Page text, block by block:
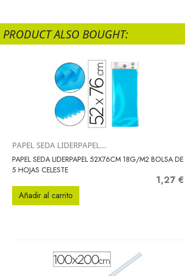
PRODUCT ALSO BOUGHT:
Vista rápida
PAPEL SEDA LIDERPAPEL...
PAPEL SEDA LIDERPAPEL 52X76CM 18G/M2 BOLSA DE
5 HOJAS CELESTE
Precio
1,27 €
Añadir al carrito